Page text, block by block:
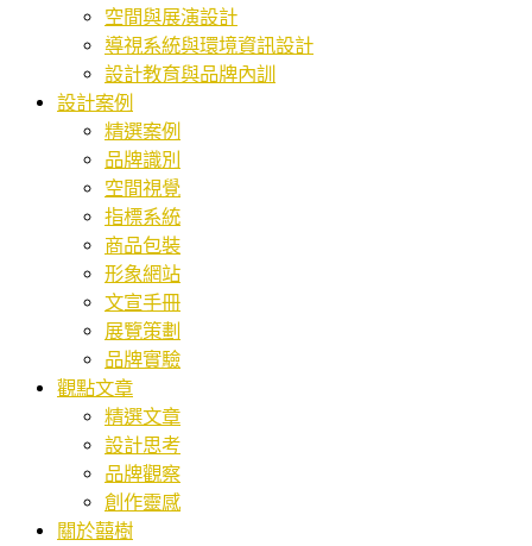
空間與展演設計
導視系統與環境資訊設計
設計教育與品牌內訓
設計案例
精選案例
品牌識別
空間視覺
指標系統
商品包裝
形象網站
文宣手冊
展覽策劃
品牌實驗
觀點文章
精選文章
設計思考
品牌觀察
創作靈感
關於囍樹